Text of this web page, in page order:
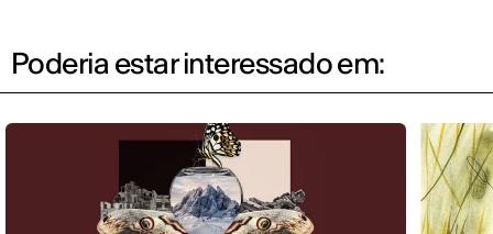
Poderia estar interessado em: